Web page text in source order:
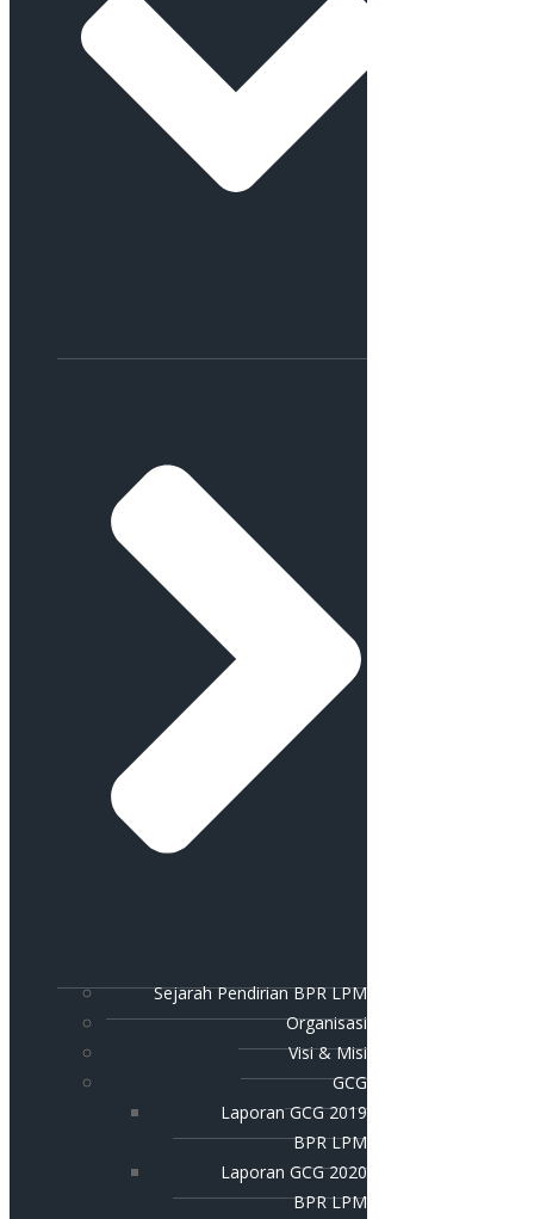
Sejarah Pendirian BPR LPM
Organisasi
Visi & Misi
GCG
Laporan GCG 2019
BPR LPM
Laporan GCG 2020
BPR LPM